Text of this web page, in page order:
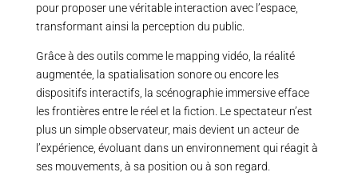
pour proposer une véritable interaction avec l’espace,
transformant ainsi la perception du public.
Grâce à des outils comme le mapping vidéo, la réalité
augmentée, la spatialisation sonore ou encore les
dispositifs interactifs, la scénographie immersive efface
les frontières entre le réel et la fiction. Le spectateur n’est
plus un simple observateur, mais devient un acteur de
l’expérience, évoluant dans un environnement qui réagit à
ses mouvements, à sa position ou à son regard.